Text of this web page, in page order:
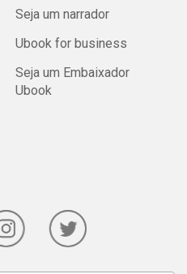
Seja um narrador
Ubook for business
Seja um Embaixador
Ubook